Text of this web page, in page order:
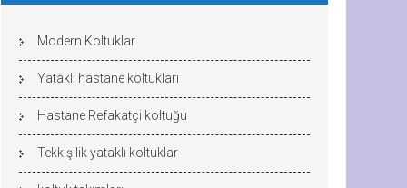
Modern Koltuklar
Yataklı hastane koltukları
Hastane Refakatçi koltuğu
Tekkişilik yataklı koltuklar